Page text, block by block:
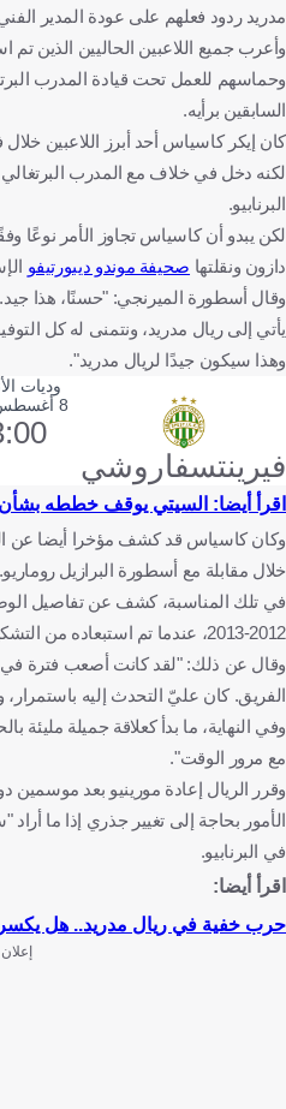
مدريد ردود فعلهم على عودة المدير
وأعرب جميع اللاعبين الحاليين الذين تم
وحماسهم للعمل تحت قيادة المدرب
السابقين برأيه.
كان إيكر كاسياس أحد أبرز اللاعبين
لكنه دخل في خلاف مع المدرب
البرنابيو.
لكن يبدو أن كاسياس تجاوز الأمر نوعًا
دازون ونقلتها صحيفة موندو ديبورتيفو
وقال أسطورة الميرنجي: "حسنًا، هذا
يأتي إلى ريال مدريد، ونتمنى له كل
وهذا سيكون جيدًا لريال مدريد".
وديات
فيرينتسفاروشي
8 أغسطس 2026
اقرأ أيضا: السيتي يوقف خططه
وكان كاسياس قد كشف مؤخرا أيضا عن
خلال مقابلة مع أسطورة البرازيل روماريو.
في تلك المناسبة، كشف عن تفاصيل
2012-2013، عندما تم استبعاده من التشكيلة الأساسية لصالح دييجو لوبيز.
وقال عن ذلك: "لقد كانت أصعب فترة في
الفريق. كان عليّ التحدث إليه باستمرار،
وفي النهاية، ما بدأ كعلاقة جميلة
مع مرور الوقت".
وقرر الريال إعادة مورينيو بعد
الأمور بحاجة إلى تغيير جذري إذا ما
في البرنابيو.
اقرأ أيضا:
حرب خفية في ريال مدريد.. هل يكسر
إعلان